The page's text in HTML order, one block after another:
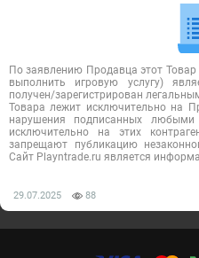
По заявлению Продавца этот
выполнить игровую услугу)
получен/зарегистрирован
Товара лежит исключительно на
нарушения подписанных любыми
исключительно на этих
запрещают публикацию
Сайт Playntrade.ru является
29.07.2025 88